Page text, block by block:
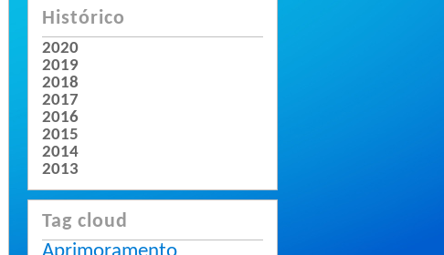
Histórico
2020
2019
2018
2017
2016
2015
2014
2013
Tag cloud